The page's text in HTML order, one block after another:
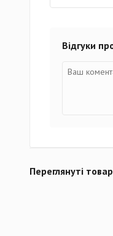
Відгуки
Переглянуті